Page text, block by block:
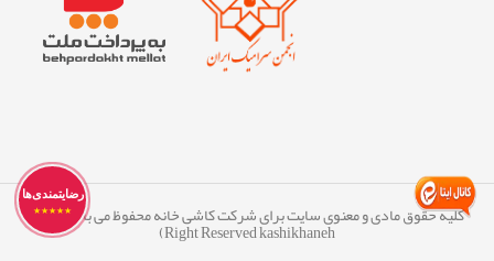
کلیه حقوق مادی و معنوی سایت برای شرکت کاشی خانه محفوظ می ‏باشد. (All
Right Reserved kashikhaneh)
رضایتمندی‌ها
★★★★★